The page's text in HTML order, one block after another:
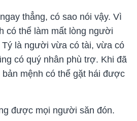
thẳng, có sao nói vậy. Vì
có thể làm mất lòng người
Tý là người vừa có tài, vừa có
có quý nhân phù trợ. Khi đã
mệnh có thể gặt hái được
được mọi người săn đón.